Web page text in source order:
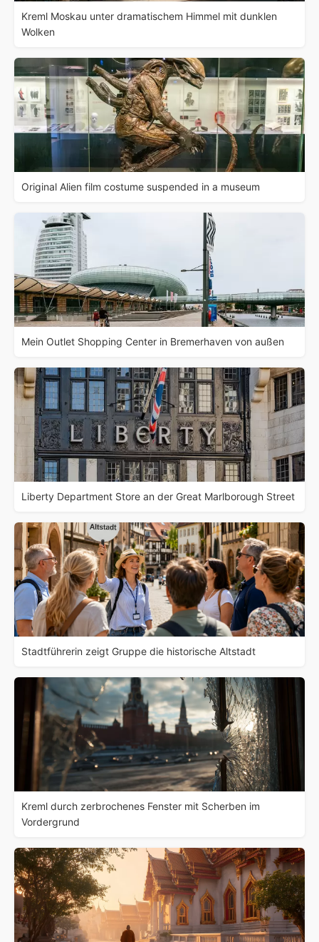
Kreml Moskau unter dramatischem Himmel mit dunklen
Wolken
Original Alien film costume suspended in a museum
Mein Outlet Shopping Center in Bremerhaven von außen
Liberty Department Store an der Great Marlborough Street
Stadtführerin zeigt Gruppe die historische Altstadt
Kreml durch zerbrochenes Fenster mit Scherben im
Vordergrund